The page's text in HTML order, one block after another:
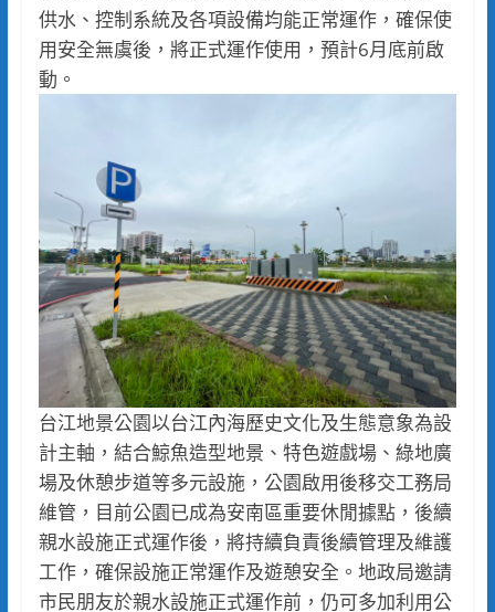
供水、控制系統及各項設備均能正常運作，確保使
用安全無虞後，將正式運作使用，預計6月底前啟
動。
台江地景公園以台江內海歷史文化及生態意象為設
計主軸，結合鯨魚造型地景、特色遊戲場、綠地廣
場及休憩步道等多元設施，公園啟用後移交工務局
維管，目前公園已成為安南區重要休閒據點，後續
親水設施正式運作後，將持續負責後續管理及維護
工作，確保設施正常運作及遊憩安全。地政局邀請
市民朋友於親水設施正式運作前，仍可多加利用公